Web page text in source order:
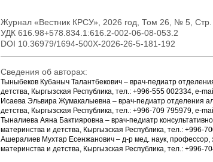
Журнал «Вестник КРСУ», 2026 год, Том 26, № 5, Стр.
УДК 616.98+578.834.1:616.2-002-06-08-053.2
DOI 10.36979/1694-500Х-2026-26-5-181-192
Сведения об авторах:
Тыныбеков Кубаныч Талантбекович – врач-педиатр
детства, Кыргызская Республика, тел.: +996-555 002334, е-
Исаева Эльвира Жумакалыевна – врач-педиатр отделения
детства, Кыргызская Республика, тел.: +996-709 795979, e-
Тыналиева Аяна Бактияровна – врач-педиатр
материнства и детства, Кыргызская Республика, тел.: +996-
Ашералиев Мухтар Есенжанович – д-р мед. наук,
материнства и детства, Кыргызская Республика, тел.: +996-